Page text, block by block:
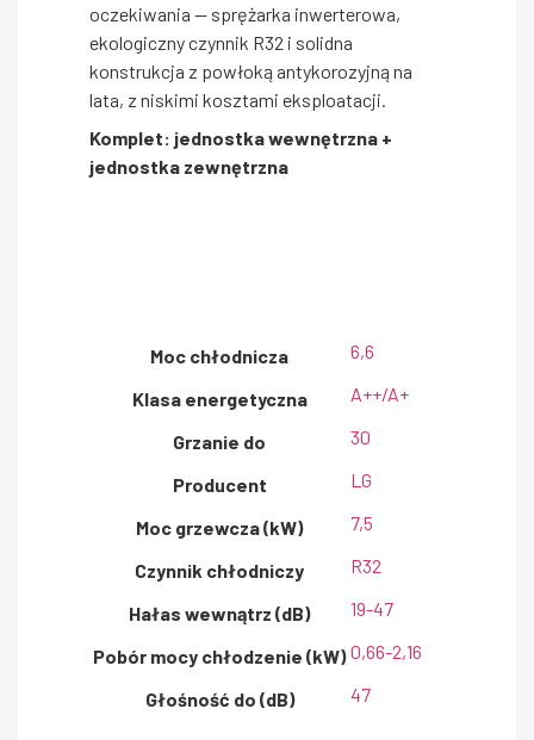
oczekiwania — sprężarka inwerterowa,
ekologiczny czynnik R32 i solidna
konstrukcja z powłoką antykorozyjną na
lata, z niskimi kosztami eksploatacji.
Komplet: jednostka wewnętrzna +
jednostka zewnętrzna
Moc chłodnicza 6,6
Klasa energetyczna A++/A+
Grzanie do 30
Producent LG
Moc grzewcza (kW) 7,5
Czynnik chłodniczy R32
Hałas wewnątrz (dB) 19-47
Pobór mocy chłodzenie (kW) 0,66-2,16
Głośność do (dB) 47